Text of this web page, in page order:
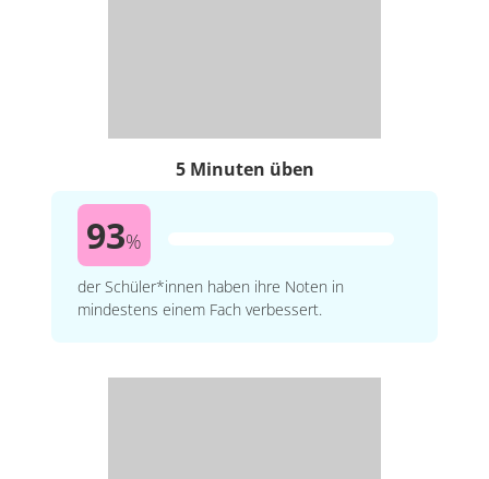
5 Minuten üben
93%
der Schüler*innen haben ihre Noten in
mindestens einem Fach verbessert.